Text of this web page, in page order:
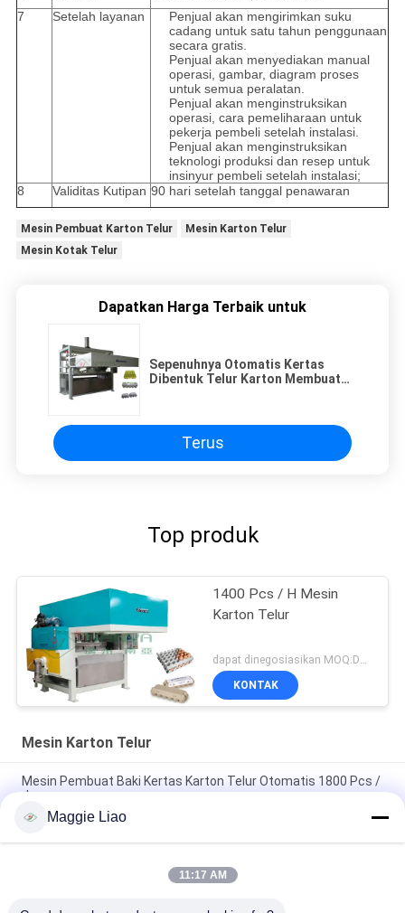
7
Setelah layanan
Penjual akan mengirimkan suku
cadang untuk satu tahun penggunaan
secara gratis.
Penjual akan menyediakan manual
operasi, gambar, diagram proses
untuk semua peralatan.
Penjual akan menginstruksikan
operasi, cara pemeliharaan untuk
pekerja pembeli setelah instalasi.
Penjual akan menginstruksikan
teknologi produksi dan resep untuk
insinyur pembeli setelah instalasi;
8
Validitas Kutipan 90 hari setelah tanggal penawaran
Mesin Pembuat Karton Telur
Mesin Karton Telur
Mesin Kotak Telur
Dapatkan Harga Terbaik untuk
Sepenuhnya Otomatis Kertas
Dibentuk Telur Karton Membuat
Terus
Top produk
1400 Pcs / H Mesin
Karton Telur
dapat dinegosiasikan MOQ:Dapat dinegosiasikan
KONTAK
Mesin Karton Telur
Mesin Pembuat Baki Kertas Karton Telur Otomatis 1800 Pcs /
Jam
Mesin CE Persetujuan
Mesin Cetak Reciprocating Baki Telur Baki Telur Peternakan
Maggie Liao
11:17 AM